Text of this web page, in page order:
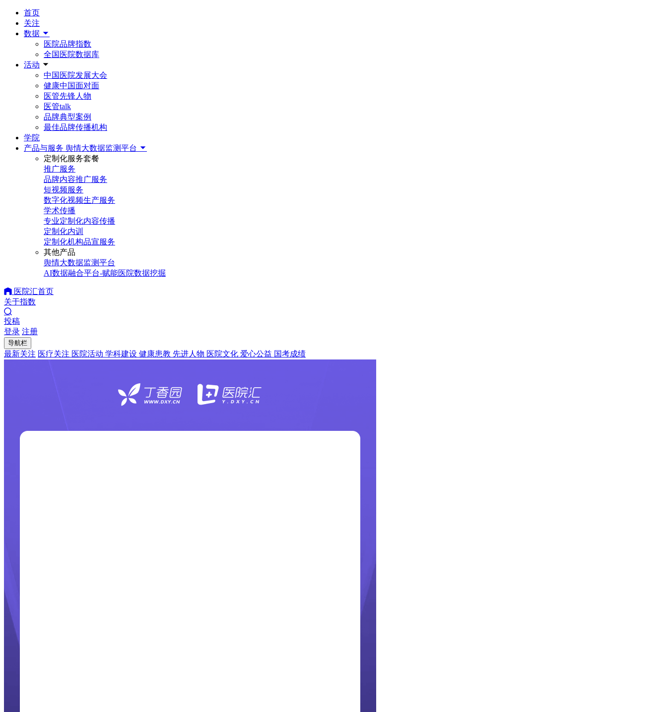
首页
关注
数据
医院品牌指数
全国医院数据库
活动
中国医院发展大会
健康中国面对面
医管先锋人物
医管talk
品牌典型案例
最佳品牌传播机构
学院
产品与服务 舆情大数据监测平台
定制化服务套餐
推广服务
品牌内容推广服务
短视频服务
数字化视频生产服务
学术传播
专业定制化内容传播
定制化内训
定制化机构品宣服务
其他产品
舆情大数据监测平台
AI数据融合平台-赋能医院数据挖掘
医院汇首页
关于指数
投稿
登录 注册
导航栏
最新关注 医疗关注 医院活动 学科建设 健康患教 先进人物 医院文化 爱心公益 国考成绩